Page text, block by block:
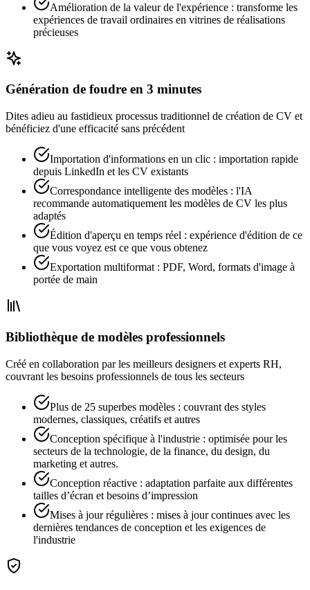
Amélioration de la valeur de l'expérience : transforme les
expériences de travail ordinaires en vitrines de réalisations
précieuses
Génération de foudre en 3 minutes
Dites adieu au fastidieux processus traditionnel de création de CV et
bénéficiez d'une efficacité sans précédent
Importation d'informations en un clic : importation rapide
depuis LinkedIn et les CV existants
Correspondance intelligente des modèles : l'IA
recommande automatiquement les modèles de CV les plus
adaptés
Édition d'aperçu en temps réel : expérience d'édition de ce
que vous voyez est ce que vous obtenez
Exportation multiformat : PDF, Word, formats d'image à
portée de main
Bibliothèque de modèles professionnels
Créé en collaboration par les meilleurs designers et experts RH,
couvrant les besoins professionnels de tous les secteurs
Plus de 25 superbes modèles : couvrant des styles
modernes, classiques, créatifs et autres
Conception spécifique à l'industrie : optimisée pour les
secteurs de la technologie, de la finance, du design, du
marketing et autres.
Conception réactive : adaptation parfaite aux différentes
tailles d’écran et besoins d’impression
Mises à jour régulières : mises à jour continues avec les
dernières tendances de conception et les exigences de
l'industrie